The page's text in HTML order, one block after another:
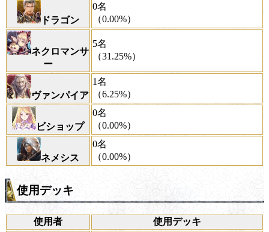
ドラゴン
0名
（0.00%）
ネクロマンサ
ー
5名
（31.25%）
ヴァンパイア
1名
（6.25%）
ビショップ
0名
（0.00%）
ネメシス
0名
（0.00%）
使用デッキ
使用者 使用デッキ